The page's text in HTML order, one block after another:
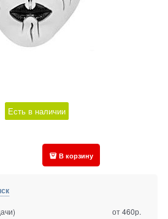
Есть в наличии
В корзину
от 460р.